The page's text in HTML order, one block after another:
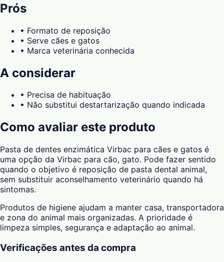
Prós
• Formato de reposição
• Serve cães e gatos
• Marca veterinária conhecida
A considerar
• Precisa de habituação
• Não substitui destartarização quando indicada
Como avaliar este produto
Pasta de dentes enzimática Virbac para cães e gatos é
uma opção da Virbac para cão, gato. Pode fazer sentido
quando o objetivo é reposição de pasta dental animal,
sem substituir aconselhamento veterinário quando há
sintomas.
Produtos de higiene ajudam a manter casa, transportadora
e zona do animal mais organizadas. A prioridade é
limpeza simples, segurança e adaptação ao animal.
Verificações antes da compra